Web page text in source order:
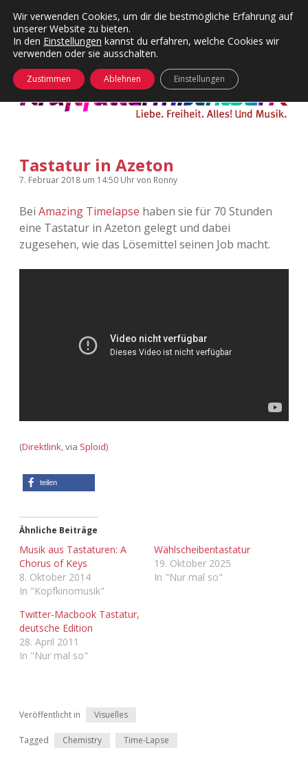
Kategorien
Menü
24 Hours Chilling
Die Wende
KFMW-Disco
Kopfkinomusik
KFMW-Disco
Dates
Contact
Menü
öffnen
Adventskalender 2010
Adventskalender 2020
Adventskalender 2021
facebook
instagram
rss soundcloud
vimeoBluesky
öffnen
Tastatur in Azeton
7. Februar 2018 um 14:50 Uhrvon Ronny
Bei Amazing Timelapse haben sie für 70 Stunden
eine Tastatur in Azeton gelegt und dabei
zugesehen, wie das Lösemittel seinen Job macht.
(Direktlink, via Sploid)
teilen
Ähnliche Beiträge
Musik aus Tastaturen: A
Chorus of Keys
8. Oktober 2014
In "Kopfkinomusik"
Wählscheibentastatur
19. Oktober 2025
In "Nur mal so"
Twitter-Macbook Tastatur,
deutsche Edition
28. April 2011
In "Nur mal so"
Veröffentlicht in Visuelles
Tagged Chemistry Time-Lapse
Wir verwenden Cookies, um dir die bestmögliche Erfahrung auf
unserer Website zu bieten.
In den Einstellungen kannst du erfahren, welche Cookies wir
verwenden oder sie ausschalten.
Zustimmen Ablehnen Einstellungen